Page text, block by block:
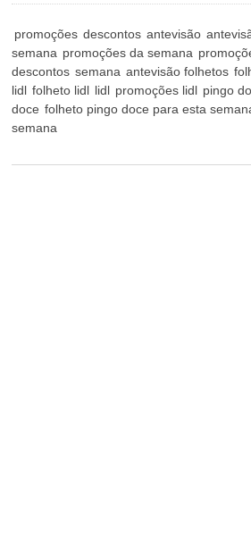
promoções descontos antevisão
semana promoções da semana
descontos semana antevisão folhetos
lidl folheto lidl lidl promoções lidl pingo
doce folheto pingo doce para esta
semana